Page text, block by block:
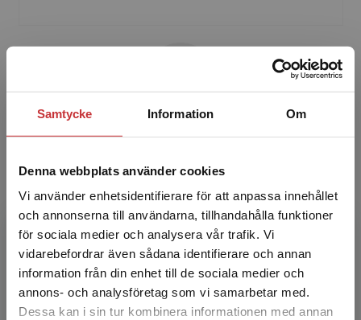
Samtycke Information Om
Denna webbplats använder cookies
Vi använder enhetsidentifierare för att anpassa innehållet
och annonserna till användarna, tillhandahålla funktioner
för sociala medier och analysera vår trafik. Vi
vidarebefordrar även sådana identifierare och annan
information från din enhet till de sociala medier och
annons- och analysföretag som vi samarbetar med.
Dessa kan i sin tur kombinera informationen med annan
Begränsad fraktregion
Erik Hegelund
Erik Hegelund har doktorerat i ekonomisk
historia och arbetat med dataanalys i mer än
tio år.